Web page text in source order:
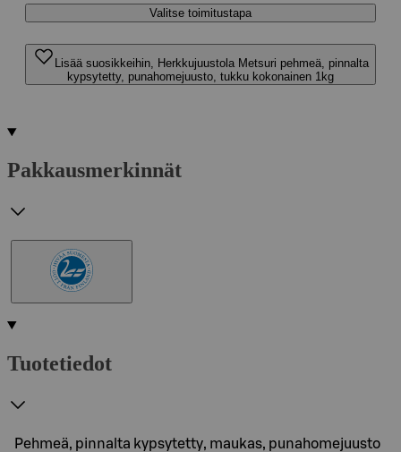
Valitse toimitustapa
Lisää suosikkeihin, Herkkujuustola Metsuri pehmeä, pinnalta
kypsytetty, punahomejuusto, tukku kokonainen 1kg
Pakkausmerkinnät
Tuotetiedot
Pehmeä, pinnalta kypsytetty, maukas, punahomejuusto